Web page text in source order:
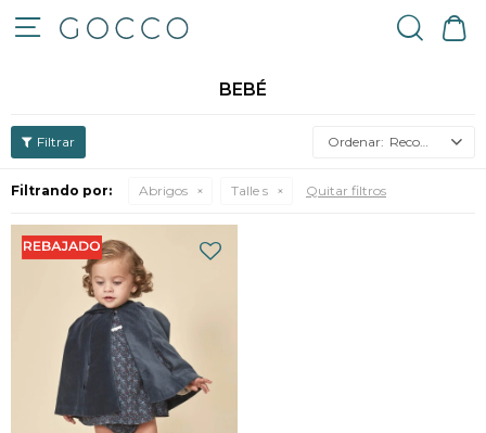

BEBÉ
Recomendados
Filtrando por: Abrigos Talle s Quitar filtros